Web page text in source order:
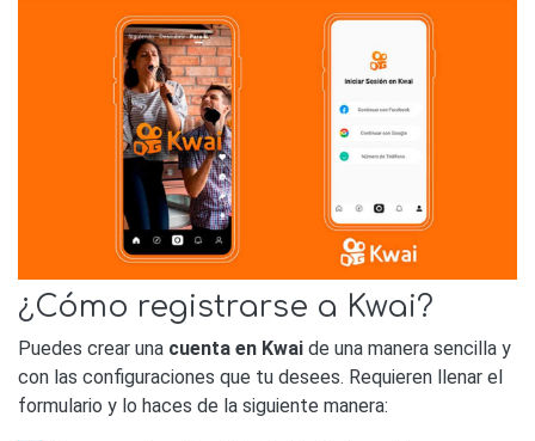
¿Cómo registrarse a Kwai?
Puedes crear una cuenta en Kwai de una manera sencilla y
con las configuraciones que tu desees. Requieren llenar el
formulario y lo haces de la siguiente manera: